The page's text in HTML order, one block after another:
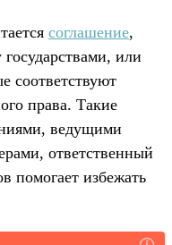
соглашение,
или
соответствуют
права. Такие
ведущими
ответственный
помогает избежать